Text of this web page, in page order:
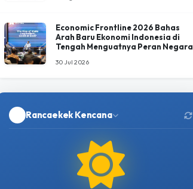
Economic Frontline 2026 Bahas
Arah Baru Ekonomi Indonesia di
Tengah Menguatnya Peran Negara
30 Jul 2026
Rancaekek Kencana